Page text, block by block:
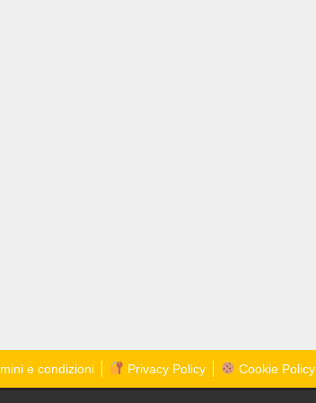
e condizioni Privacy Policy Cookie Policy